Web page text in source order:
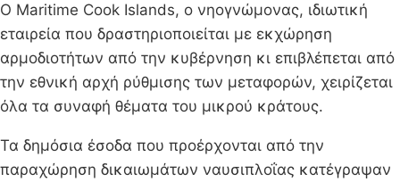
Ο Maritime Cook Islands, ο νηογνώμονας, ιδιωτική
εταιρεία που δραστηριοποιείται με εκχώρηση
αρμοδιοτήτων από την κυβέρνηση κι επιβλέπεται από
την εθνική αρχή ρύθμισης των μεταφορών, χειρίζεται
όλα τα συναφή θέματα του μικρού κράτους.
Τα δημόσια έσοδα που προέρχονται από την
παραχώρηση δικαιωμάτων ναυσιπλοΐας κατέγραψαν